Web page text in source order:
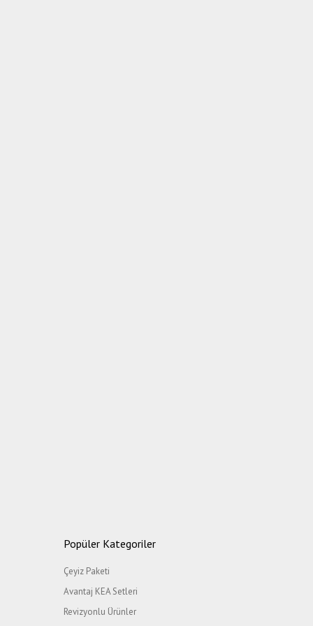
Popüler Kategoriler
Çeyiz Paketi
Avantaj KEA Setleri
Revizyonlu Ürünler